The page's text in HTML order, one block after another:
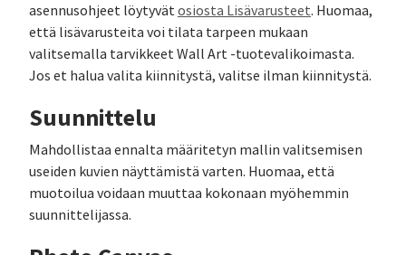
asennusohjeet löytyvätosiosta Lisävarusteet. Huomaa,
että lisävarusteita voi tilata tarpeen mukaan
valitsemalla tarvikkeet Wall Art -tuotevalikoimasta.
Jos et halua valita kiinnitystä, valitse ilman kiinnitystä.
Suunnittelu
Mahdollistaa ennalta määritetyn mallin valitsemisen
useiden kuvien näyttämistä varten. Huomaa, että
muotoilua voidaan muuttaa kokonaan myöhemmin
suunnittelijassa.